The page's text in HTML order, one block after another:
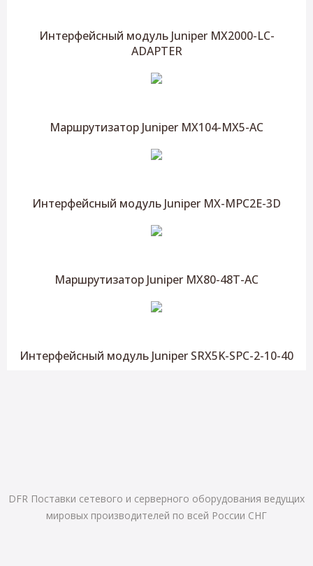
Интерфейсный модуль Juniper MX2000-LC-
ADAPTER
Маршрутизатор Juniper MX104-MX5-AC
Интерфейсный модуль Juniper MX-MPC2E-3D
Маршрутизатор Juniper MX80-48T-AC
Интерфейсный модуль Juniper SRX5K-SPC-2-10-40
DFR Поставки сетевого и серверного оборудования ведущих
мировых производителей по всей России СНГ